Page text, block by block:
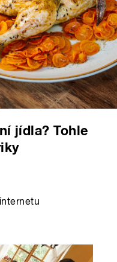
jídla? Tohle